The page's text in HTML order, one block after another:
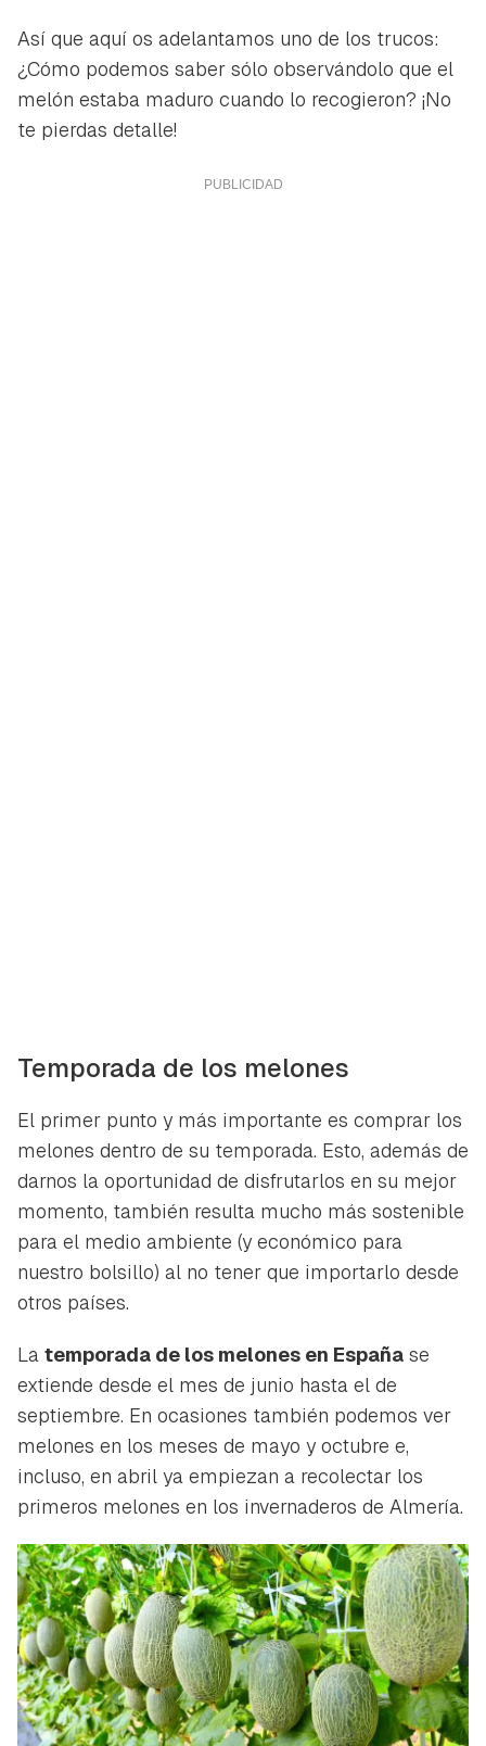
Así que aquí os adelantamos uno de los trucos:
¿Cómo podemos saber sólo observándolo que el
melón estaba maduro cuando lo recogieron? ¡No
te pierdas detalle!
Temporada de los melones
El primer punto y más importante es comprar los
melones dentro de su temporada. Esto, además de
darnos la oportunidad de disfrutarlos en su mejor
momento, también resulta mucho más sostenible
para el medio ambiente (y económico para
nuestro bolsillo) al no tener que importarlo desde
otros países.
La temporada de los melones en España se
extiende desde el mes de junio hasta el de
septiembre. En ocasiones también podemos ver
melones en los meses de mayo y octubre e,
incluso, en abril ya empiezan a recolectar los
primeros melones en los invernaderos de Almería.